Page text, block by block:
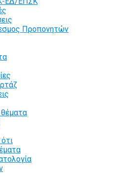
Προπονητών